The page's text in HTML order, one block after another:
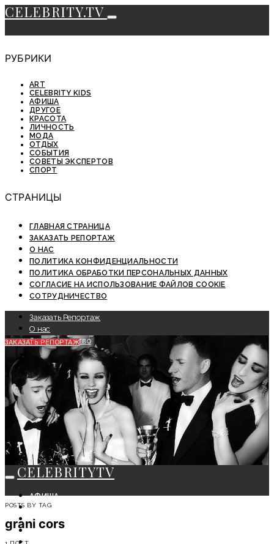
CELEBRITY.TV
РУБРИКИ
ART
CELEBRITY KIDS
АФИША
ДРУГОЕ
КРАСОТА
ЛИЧНОСТЬ
МОДА
ОТДЫХ
СОБЫТИЯ
СОВЕТЫ ЭКСПЕРТОВ
СПОРТ
СТРАНИЦЫ
ГЛАВНАЯ СТРАНИЦА
ЗАКАЗАТЬ РЕПОРТАЖ
О НАС
ПОЛИТИКА КОНФИДЕНЦИАЛЬНОСТИ
ПОЛИТИКА ОБРАБОТКИ ПЕРСОНАЛЬНЫХ ДАННЫХ
СОГЛАСИЕ НА ИСПОЛЬЗОВАНИЕ ФАЙЛОВ COOKIE
СОТРУДНИЧЕСТВО
Заказать Репортаж
О нас
Сотрудничество
ЗАКАЗАТЬ РЕПОРТАЖ
CELEBRITYTV
АФИША
СОБЫТИЯ
КРАСОТА
МОДА
POSTS BY TAG
grani cors